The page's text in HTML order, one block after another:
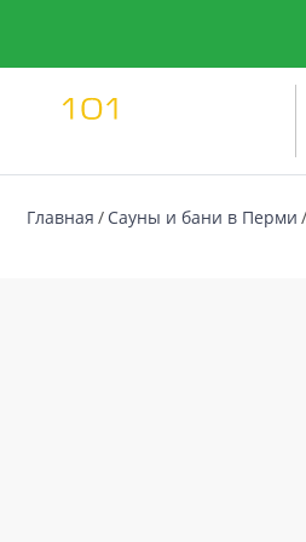
Главная Сауны и бани в Перми